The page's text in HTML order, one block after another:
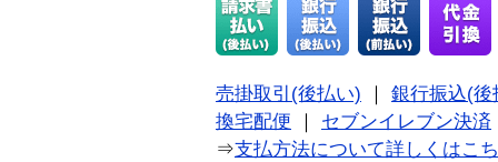
売掛取引(後払い)
銀行振込(後
換宅配便
セブンイレブン決済
⇒支払方法について詳しくはこ